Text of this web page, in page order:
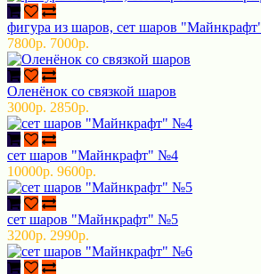
фигура из шаров, сет шаров
7800р. 7000р.
Оленёнок со связкой шаров
3000р. 2850р.
сет шаров "Майнкрафт" №4
10000р. 9600р.
сет шаров "Майнкрафт" №5
3200р. 2990р.